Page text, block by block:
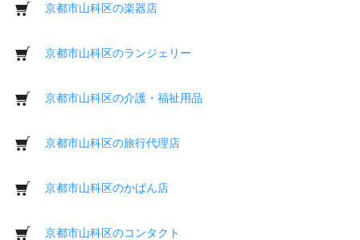
京都市山科区の楽器店
京都市山科区のランジェリー
京都市山科区の介護・福祉用品
京都市山科区の旅行代理店
京都市山科区のかばん店
京都市山科区のコンタクト